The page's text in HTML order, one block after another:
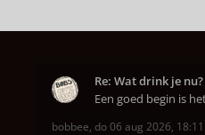
Re: Wat drink je nu?
bobbee, do 06 aug 2026, 18:11